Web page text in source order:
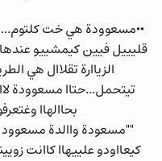
••مسعوودة هي خت
قليييل فيين كيمشييو
الزياارة تقلاال هي
تيتحمل...حتاا مسعوودة
بحاالهاا
""مسعودة واالدة مسعوود
كيعااودو علييهاا كاانت